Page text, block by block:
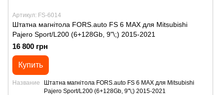
Артикул: FS-6014
Штатна магнітола FORS.auto FS 6 MAX для Mitsubishi
Pajero Sport/L200 (6+128Gb, 9"\;) 2015-2021
16 800 грн
Купить
Название
Штатна магнітола FORS.auto FS 6 MAX для Mitsubishi
Pajero Sport/L200 (6+128Gb, 9"\;) 2015-2021